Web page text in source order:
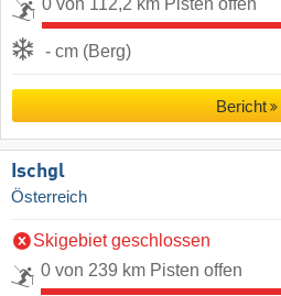
- cm (Berg)
Bericht
Ischgl
Österreich
Skigebiet geschlossen
0 von 239 km Pisten offen